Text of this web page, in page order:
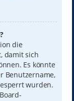
die
damit sich
Es könnte
Benutzername,
wurden.